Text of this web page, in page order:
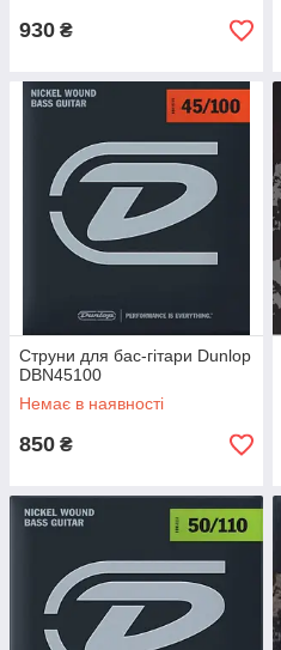
930 ₴
Струни для бас-гітари Dunlop
DBN45100
Немає в наявності
850 ₴